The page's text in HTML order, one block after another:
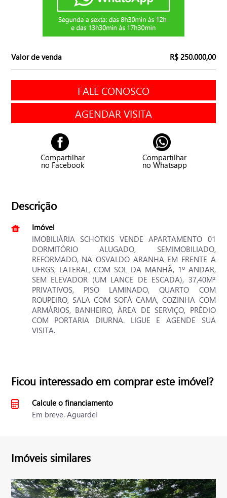
Valor de venda R$ 250.000,00
FALE CONOSCO
AGENDAR VISITA
Compartilhar
no Facebook
Compartilhar
no Whatsapp
Descrição
Imóvel
IMOBILIÁRIA SCHOTKIS VENDE APARTAMENTO 01
DORMITÓRIO ALUGADO, SEMIMOBILIADO,
REFORMADO, NA OSVALDO ARANHA EM FRENTE A
UFRGS, LATERAL, COM SOL DA MANHÃ, 1º ANDAR,
SEM ELEVADOR (UM LANCE DE ESCADA), 37,40M²
PRIVATIVOS, PISO LAMINADO, QUARTO COM
ROUPEIRO, SALA COM SOFÁ CAMA, COZINHA COM
ARMÁRIOS, BANHEIRO, ÁREA DE SERVIÇO, PRÉDIO
COM PORTARIA DIURNA. LIGUE E AGENDE SUA
VISITA.
Ficou interessado em comprar este imóvel?
Calcule o financiamento
Em breve. Aguarde!
Imóveis similares